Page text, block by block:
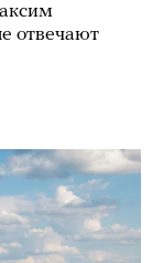
отвечают